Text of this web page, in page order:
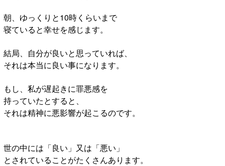
朝、ゆっくりと10時くらいまで
寝ていると幸せを感じます。
結局、自分が良いと思っていれば、
それは本当に良い事になります。
もし、私が遅起きに罪悪感を
持っていたとすると、
それは精神に悪影響が起こるのです。
世の中には「良い」又は「悪い」
とされていることがたくさんあります。